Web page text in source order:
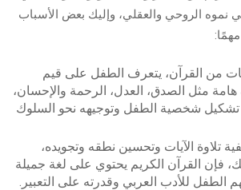
نموه الروحي والعقلي، وإليك بعض الأسباب
من القرآن، يتعرف الطفل على قيم
هامة مثل الصدق، العدل، الرحمة والإحسان،
شخصية الطفل وتوجيهه نحو السلوك
تلاوة الآيات وتحسين نطقه وتجويده،
فإن القرآن الكريم يحتوي على لغة جميلة
الطفل للأدب العربي وقدرته على التعبير.